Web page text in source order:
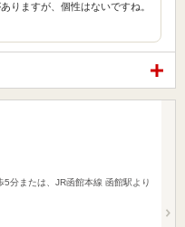
りますが、個性はないですね。
5分または、JR函館本線 函館駅より